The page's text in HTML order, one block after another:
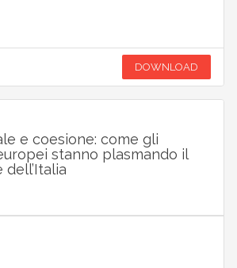
DOWNLOAD
e coesione: come gli
stanno plasmando il